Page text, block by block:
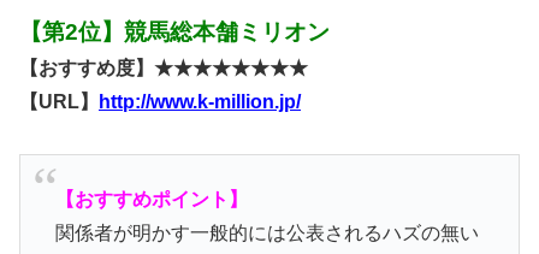
【第2位】競馬総本舗ミリオン
【おすすめ度】★★★★★★★★
【URL】
http://www.k-million.jp/
【おすすめポイント】
関係者が明かす一般的には公表されるハズの無い